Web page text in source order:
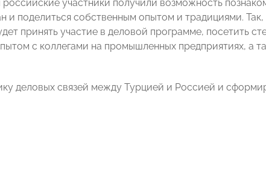
участники получили возможность
и поделиться собственным опытом и традициями. Так,
принять участие в деловой программе, посетить
с коллегами на промышленных предприятиях, а
деловых связей между Турцией и Россией и